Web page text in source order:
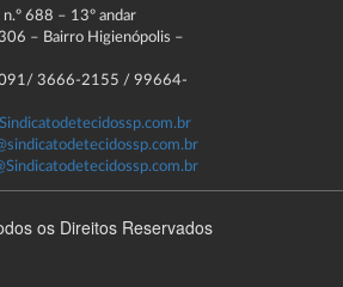
688 – 13º andar
– Bairro Higienópolis –
3666-2155 / 99664-
os Direitos Reservados